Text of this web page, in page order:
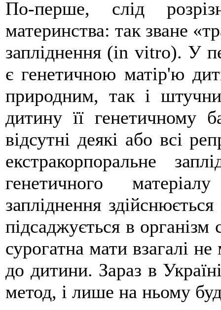
По-перше, слід
материнства: так зване
запліднення (in vitro). У
є генетичною матір'ю
природним, так і
дитину її генетичному
відсутні деякі або всі
екстракорпоральне
генетичного
запліднення
підсаджується в
сурогатна мати взагалі
до дитини. Зараз в
метод, і лише на ньому